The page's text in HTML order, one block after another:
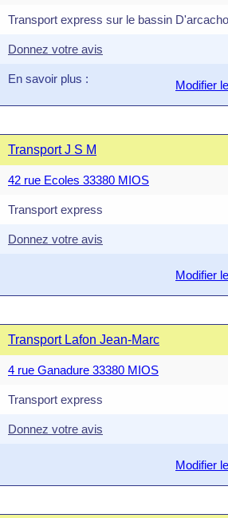
Transport express sur le bassin
Donnez votre avis
En savoir plus : Modifier
Transport J S M
42 rue Ecoles 33380 MIOS
Transport express
Donnez votre avis
Modifier
Transport Lafon Jean-Marc
4 rue Ganadure 33380 MIOS
Transport express
Donnez votre avis
Modifier